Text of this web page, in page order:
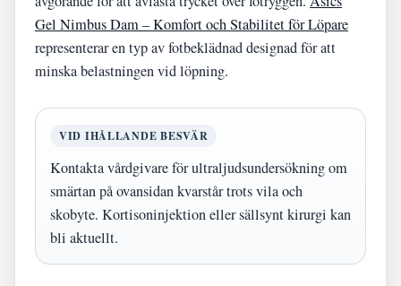
Gel Nimbus Dam – Komfort och Stabilitet för Löpare
representerar en typ av fotbeklädnad designad för att
minska belastningen vid löpning.
VID IHÅLLANDE BESVÄR
Kontakta vårdgivare för ultraljudsundersökning om
smärtan på ovansidan kvarstår trots vila och
skobyte. Kortisoninjektion eller sällsynt kirurgi kan
bli aktuellt.